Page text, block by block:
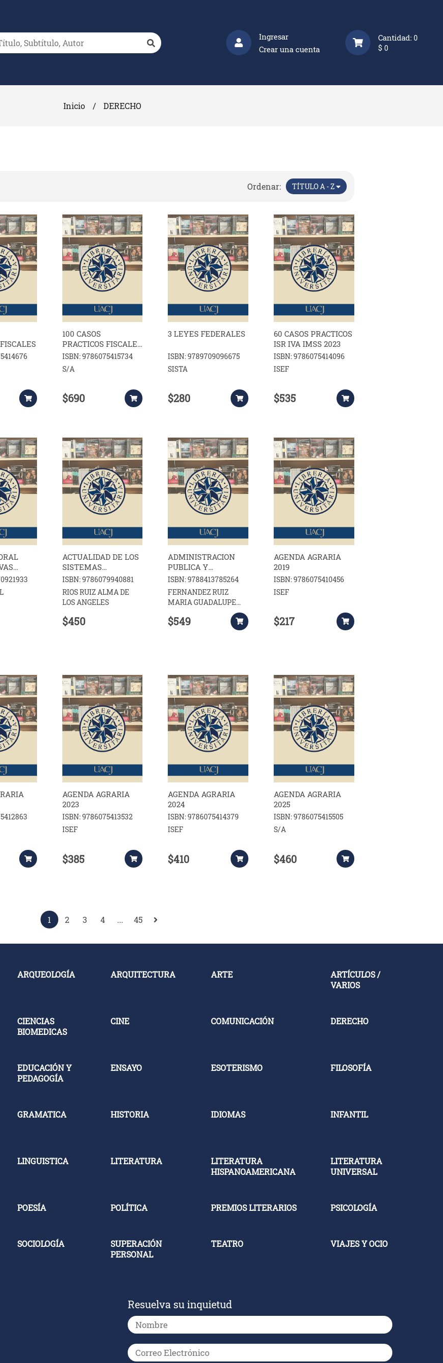
Ingresar
Crear una cuenta
Cantidad: 0
$ 0
Inicio / DERECHO
Ordenar: TÍTULO A - Z
100 CASOS
PRACTICOS FISCALES
ISR IVA E IMSS 2025
ISBN: 9786075415734
S/A
$690
3 LEYES FEDERALES
ISBN: 9789709096675
SISTA
$280
60 CASOS PRACTICOS
ISR IVA IMSS 2023
ISBN: 9786075414096
ISEF
$535
ACTUALIDAD DE LOS
SISTEMAS
JURUDICOS
CONTEMPORANEOS
Y LAS TRADICIONES
LEGALES
ISBN: 9786079940881
RIOS RUIZ ALMA DE
LOS ANGELES
$450
ADMINISTRACION
PUBLICA Y
DERECHOS
HUMANOS
ISBN: 9788413785264
FERNANDEZ RUIZ
MARIA GUADALUPE
RODRIGUEZ LOZANO
LUIS GERARDO
$549
AGENDA AGRARIA
2019
ISBN: 9786075410456
ISEF
$217
AGENDA AGRARIA
2023
ISBN: 9786075413532
ISEF
$385
AGENDA AGRARIA
2024
ISBN: 9786075414379
ISEF
$410
AGENDA AGRARIA
2025
ISBN: 9786075415505
S/A
$460
1 2 3 4 ... 45
ARQUEOLOGÍA ARQUITECTURA ARTE
ARTÍCULOS /
VARIOS
CIENCIAS
BIOMEDICAS
CINE COMUNICACIÓN DERECHO
EDUCACIÓN Y
PEDAGOGÍA
ENSAYO ESOTERISMO FILOSOFÍA
GRAMATICA HISTORIA IDIOMAS INFANTIL
LINGUISTICA LITERATURA
LITERATURA
HISPANOAMERICANA
LITERATURA
UNIVERSAL
POESÍA POLÍTICA PREMIOS LITERARIOS PSICOLOGÍA
SOCIOLOGÍA
SUPERACIÓN
PERSONAL
TEATRO VIAJES Y OCIO
Resuelva su inquietud